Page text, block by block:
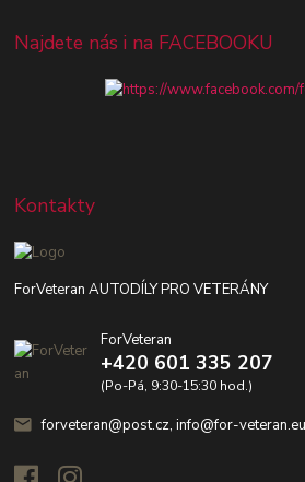
Najdete nás i na FACEBOOKU
Kontakty
ForVeteran AUTODÍLY PRO VETERÁNY
ForVeteran
+420 601 335 207
(Po-Pá, 9:30-15:30 hod.)
forveteran@post.cz, info@for-veteran.eu